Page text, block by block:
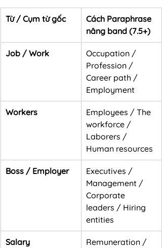
Từ / Cụm từ gốc
Cách Paraphrase
nâng band (7.5+)
Job / Work
Occupation /
Profession /
Career path /
Employment
Workers
Employees / The
workforce /
Laborers /
Human resources
Boss / Employer
Executives /
Management /
Corporate
leaders / Hiring
entities
Salary
Remuneration /